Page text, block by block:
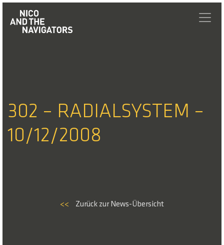
302 – RADIALSYSTEM –
10/12/2008
<< Zurück zur News-Übersicht